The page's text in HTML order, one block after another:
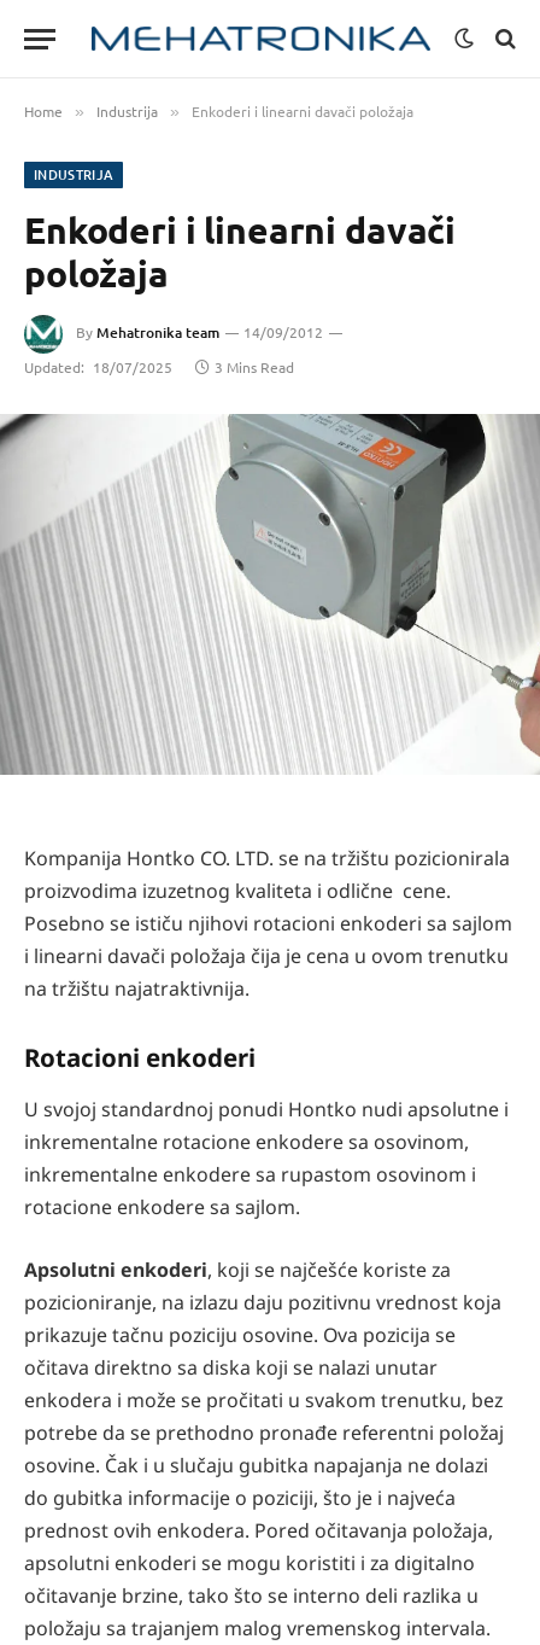
Home » Industrija » Enkoderi i linearni davači položaja
INDUSTRIJA
Enkoderi i linearni davači
položaja
ByMehatronika team
14/09/2012
Updated: 18/07/2025 3 Mins Read
Kompanija Hontko CO. LTD. se na tržištu pozicionirala
proizvodima izuzetnog kvaliteta i odlične cene.
Posebno se ističu njihovi rotacioni enkoderi sa sajlom
i linearni davači položaja čija je cena u ovom trenutku
na tržištu najatraktivnija.
Rotacioni enkoderi
U svojoj standardnoj ponudi Hontko nudi apsolutne i
inkrementalne rotacione enkodere sa osovinom,
inkrementalne enkodere sa rupastom osovinom i
rotacione enkodere sa sajlom.
Apsolutni enkoderi, koji se najčešće koriste za
pozicioniranje, na izlazu daju pozitivnu vrednost koja
prikazuje tačnu poziciju osovine. Ova pozicija se
očitava direktno sa diska koji se nalazi unutar
enkodera i može se pročitati u svakom trenutku, bez
potrebe da se prethodno pronađe referentni položaj
osovine. Čak i u slučaju gubitka napajanja ne dolazi
do gubitka informacije o poziciji, što je i najveća
prednost ovih enkodera. Pored očitavanja položaja,
apsolutni enkoderi se mogu koristiti i za digitalno
očitavanje brzine, tako što se interno deli razlika u
položaju sa trajanjem malog vremenskog intervala.